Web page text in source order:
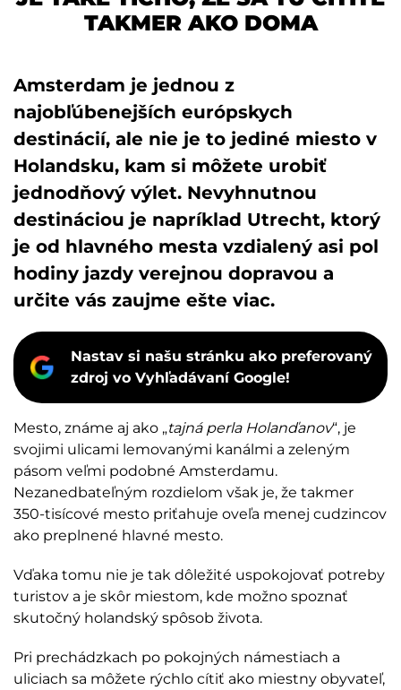
TAKMER AKO DOMA
Amsterdam je jednou z
najobľúbenejších európskych
destinácií, ale nie je to jediné miesto v
Holandsku, kam si môžete urobiť
jednodňový výlet. Nevyhnutnou
destináciou je napríklad Utrecht, ktorý
je od hlavného mesta vzdialený asi pol
hodiny jazdy verejnou dopravou a
určite vás zaujme ešte viac.
Nastav si našu stránku ako preferovaný
zdroj vo Vyhľadávaní Google!
Mesto, známe aj ako „tajná perla Holanďanov“, je
svojimi ulicami lemovanými kanálmi a zeleným
pásom veľmi podobné Amsterdamu.
Nezanedbateľným rozdielom však je, že takmer
350-tisícové mesto priťahuje oveľa menej cudzincov
ako preplnené hlavné mesto.
Vďaka tomu nie je tak dôležité uspokojovať potreby
turistov a je skôr miestom, kde možno spoznať
skutočný holandský spôsob života.
Pri prechádzkach po pokojných námestiach a
uliciach sa môžete rýchlo cítiť ako miestny obyvateľ,